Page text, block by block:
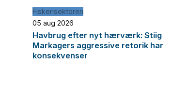
Fiskerisektoren
05 aug 2026
Havbrug efter nyt hærværk: Stiig
Markagers aggressive retorik har
konsekvenser